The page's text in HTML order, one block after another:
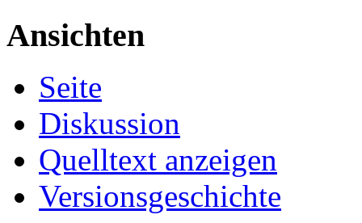
Ansichten
Seite
Diskussion
Quelltext anzeigen
Versionsgeschichte